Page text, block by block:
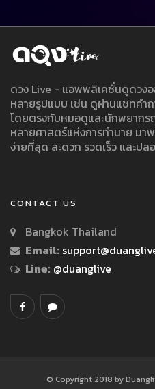
ดวง Live - แอพพลิเคชั่นดูดวง
หลายรูปแบบ เช่น ดูผ่านแชทคำ
โดยตรงกับหมอดูและนักพยาก
หลายศาสตร์แห่งการทำนาย มา
ง่ายที่สุด สะดวก รวดเร็ว และป
CONTACT US
Bangkok Thailand
Email:
Line: @duanglive
© Copyright 2018 by